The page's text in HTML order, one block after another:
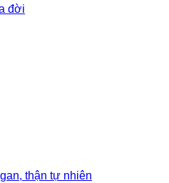
đời
thận tự nhiên